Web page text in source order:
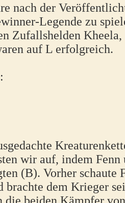
nach der
Legende zu
Zufallshelden Kheela,
auf L erfolgreich.
wir auf, indem Fenn
(B). Vorher schaute
brachte dem Krieger
die beiden Kämpfer